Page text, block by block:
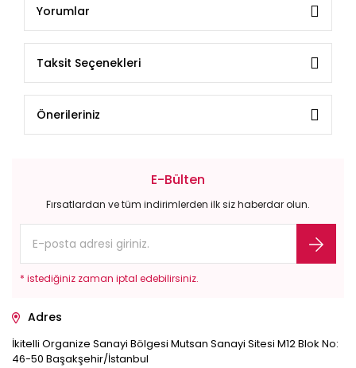
Yorumlar
Taksit Seçenekleri
Önerileriniz
E-Bülten
Fırsatlardan ve tüm indirimlerden ilk siz haberdar olun.
* istediğiniz zaman iptal edebilirsiniz.
Adres
İkitelli Organize Sanayi Bölgesi Mutsan Sanayi Sitesi M12 Blok No:
46-50 Başakşehir/İstanbul